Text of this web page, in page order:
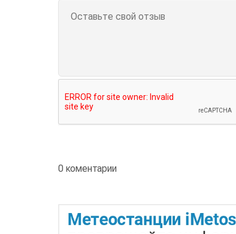
0 коментарии